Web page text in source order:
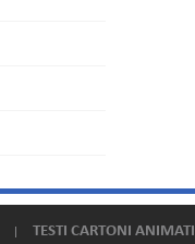
TESTI CARTONI ANIMATI